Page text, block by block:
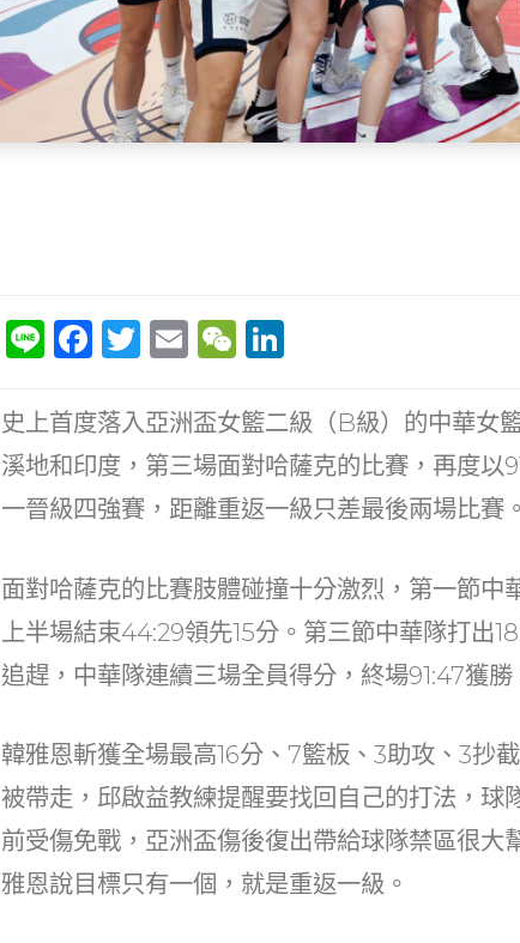
Li
e
F
c
e
b
o
o
k
T
itt
er
E
ai
l
W
C
h
at
k
e
dI
n
史上首度落入亞洲盃女籃二級（B級）的中華女
溪地和印度，第三場面對哈薩克的比賽，再度以
一晉級四強賽，距離重返一級只差最後兩場比賽。
面對哈薩克的比賽肢體碰撞十分激烈，第一節中
上半場結束44:29領先15分。第三節中華隊打出
追趕，中華隊連續三場全員得分，終場91:47獲勝
韓雅恩斬獲全場最高16分、7籃板、3助攻、3抄
被帶走，邱啟益教練提醒要找回自己的打法，球
前受傷免戰，亞洲盃傷後復出帶給球隊禁區很大
雅恩說目標只有一個，就是重返一級。